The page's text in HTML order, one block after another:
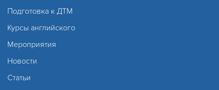
Подготовка к ДТМ
Курсы английского
Мероприятия
Новости
Статьи